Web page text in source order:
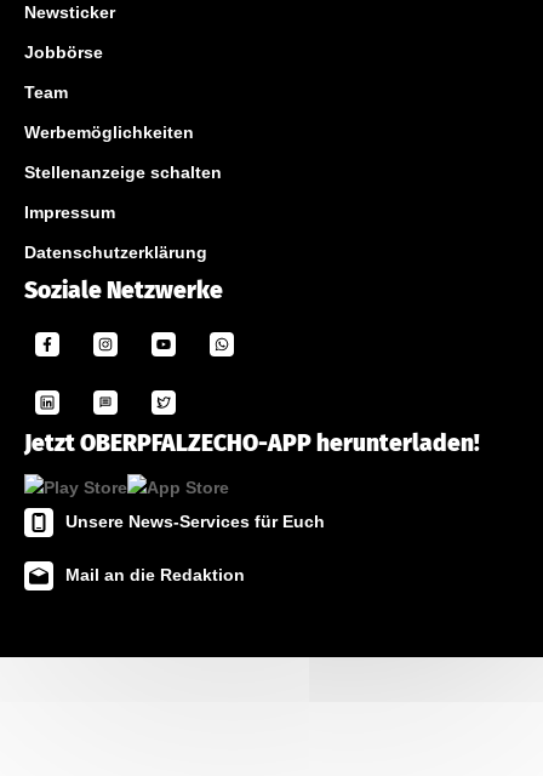
Newsticker
Jobbörse
Team
Werbemöglichkeiten
Stellenanzeige schalten
Impressum
Datenschutzerklärung
Soziale Netzwerke
Jetzt OBERPFALZECHO-APP herunterladen!
Unsere News-Services für Euch
Mail an die Redaktion